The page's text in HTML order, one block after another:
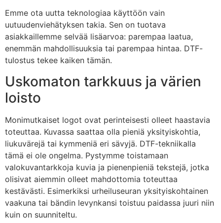
Emme ota uutta teknologiaa käyttöön vain
uutuudenviehätyksen takia. Sen on tuotava
asiakkaillemme selvää lisäarvoa: parempaa laatua,
enemmän mahdollisuuksia tai parempaa hintaa. DTF-
tulostus tekee kaiken tämän.
Uskomaton tarkkuus ja värien
loisto
Monimutkaiset logot ovat perinteisesti olleet haastavia
toteuttaa. Kuvassa saattaa olla pieniä yksityiskohtia,
liukuvärejä tai kymmeniä eri sävyjä. DTF-tekniikalla
tämä ei ole ongelma. Pystymme toistamaan
valokuvantarkkoja kuvia ja pienenpieniä tekstejä, jotka
olisivat aiemmin olleet mahdottomia toteuttaa
kestävästi. Esimerkiksi urheiluseuran yksityiskohtainen
vaakuna tai bändin levynkansi toistuu paidassa juuri niin
kuin on suunniteltu.